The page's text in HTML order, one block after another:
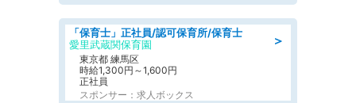
＞
「保育士」正社員/認可保育所/保育士
愛里武蔵関保育園
東京都 練馬区
時給1,300円～1,600円
正社員
スポンサー：求人ボックス